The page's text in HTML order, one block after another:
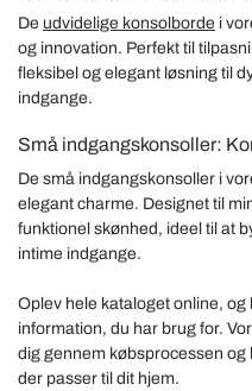
De udvidelige konsolborde i
og innovation. Perfekt til
fleksibel og elegant løsning til
indgange.
Små indgangskonsoller:
De små indgangskonsoller i
elegant charme. Designet til
funktionel skønhed, ideel til at
intime indgange.
Oplev hele kataloget online,
information, du har brug for.
dig gennem købsprocessen
der passer til dit hjem.